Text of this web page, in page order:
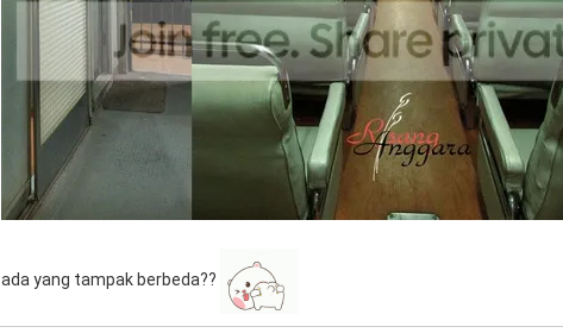
ada yang tampak berbeda??